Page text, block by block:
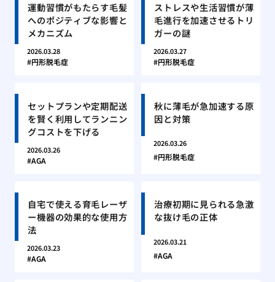
運動習慣がもたらす毛髪
へのポジティブな影響と
メカニズム
2026.03.28
円形脱毛症
ストレスや生活習慣が薄
毛進行を加速させるトリ
ガーの謎
2026.03.27
円形脱毛症
セットプランや定期配送
を賢く利用してランニン
グコストを下げる
2026.03.26
AGA
秋に薄毛が急加速する原
因と対策
2026.03.26
円形脱毛症
自宅で使える育毛レーザ
ー機器の効果的な使用方
法
2026.03.23
AGA
治療初期に見られる急激
な抜け毛の正体
2026.03.21
AGA